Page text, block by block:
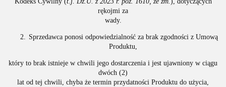
rękojmi za
wady.
Sprzedawca ponosi odpowiedzialność za brak zgodności z Umową
Produktu,
który to brak istnieje w chwili jego dostarczenia i jest ujawniony w ciągu
dwóch (2)
lat od tej chwili, chyba że termin przydatności Produktu do użycia,